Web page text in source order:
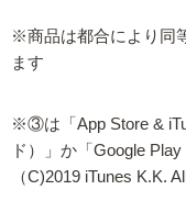
※商品は都合により同
ます
※③は「App Store &
ド）」か「Google
（C)2019 iTunes K.K.